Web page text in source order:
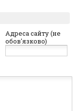
Адреса сайту (не
обов'язково)